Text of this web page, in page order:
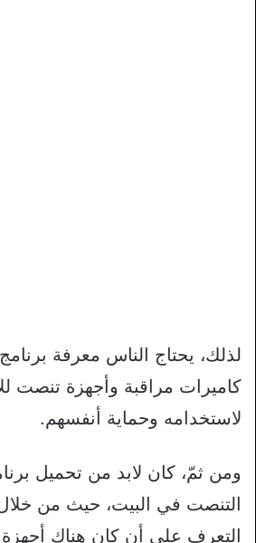
لذلك، يحتاج الناس معرفة
كاميرات مراقبة وأجهزة تنصت
لاستخدامه وحماية أنفسهم.
ومن ثمّ، كان لابد من تحميل
التنصت في البيت، حيث من خلال
التعرف على أن كان هناك